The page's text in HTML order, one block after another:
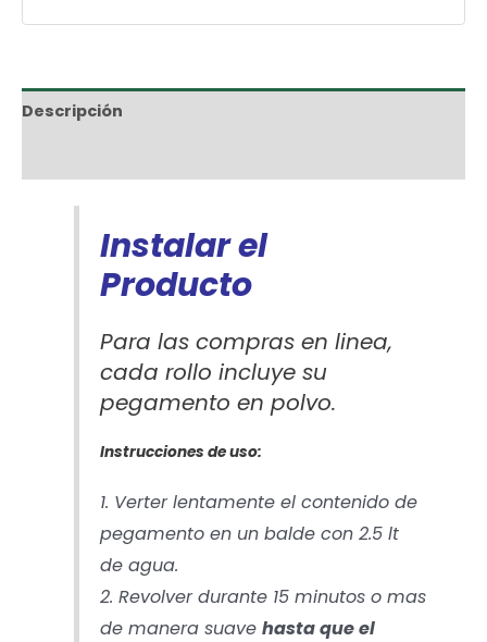
Descripción
Instalar el
Producto
Para las compras en linea,
cada rollo incluye su
pegamento en polvo.
Instrucciones de uso:
1. Verter lentamente el contenido de
pegamento en un balde con 2.5 lt
de agua.
2. Revolver durante 15 minutos o mas
de manera suavehasta que el